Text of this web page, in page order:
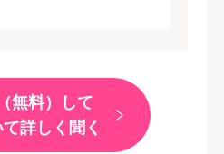
無料）して
詳しく聞く